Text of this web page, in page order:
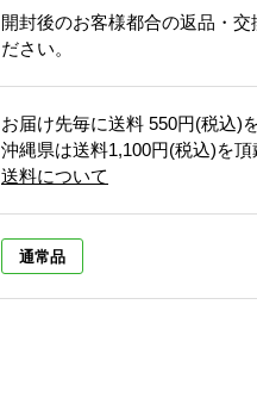
開封後のお客様都合の返品・
ださい。
お届け先毎に送料 550円(税込)
沖縄県は送料1,100円(税込)を
送料について
通常品